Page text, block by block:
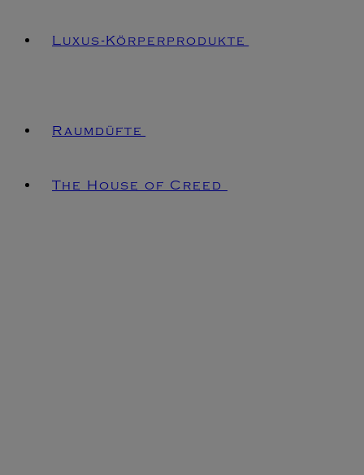
Luxus-Körperprodukte
Raumdüfte
The House of Creed